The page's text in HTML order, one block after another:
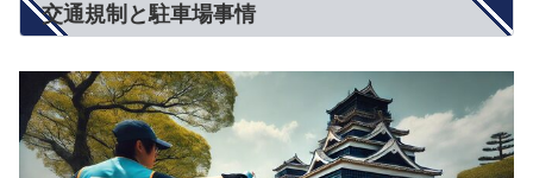
交通規制と駐車場事情